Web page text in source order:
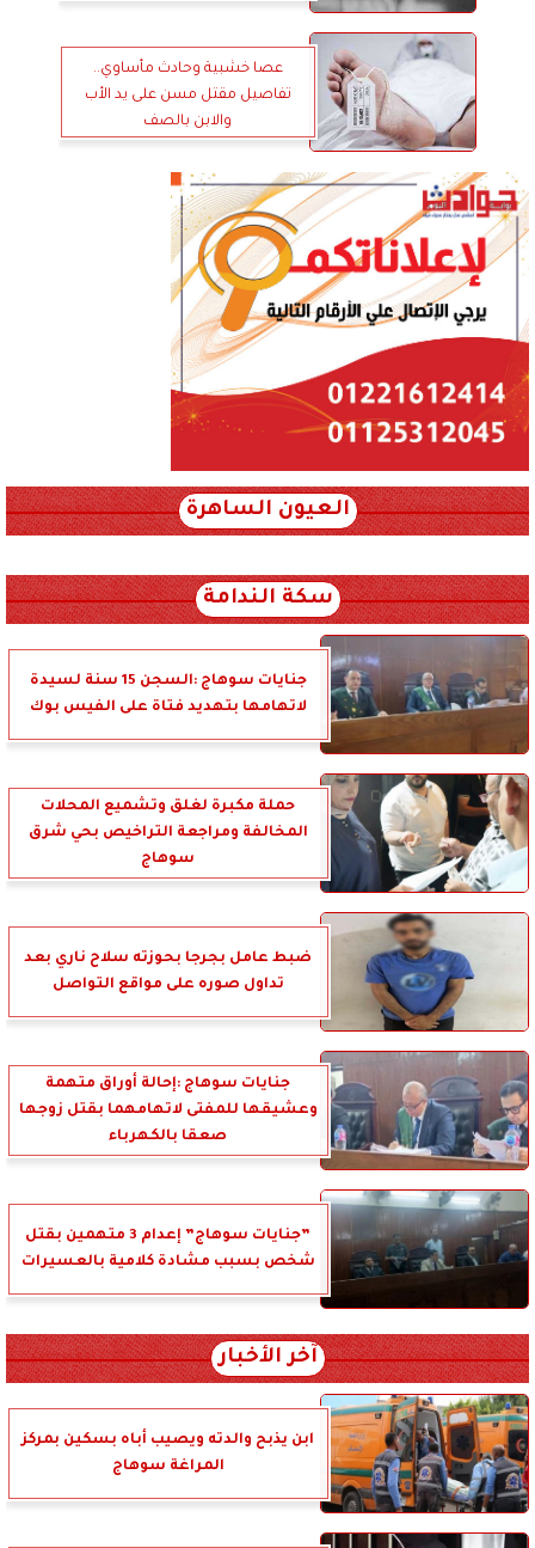
عصا خشبية وحادث مأساوي..
تفاصيل مقتل مسن على يد الأب
والابن بالصف
العيون الساهرة
سكة الندامة
جنايات سوهاج :السجن 15 سنة لسيدة
لاتهامها بتهديد فتاة على الفيس بوك
حملة مكبرة لغلق وتشميع المحلات
المخالفة ومراجعة التراخيص بحي شرق
سوهاج
ضبط عامل بجرجا بحوزته سلاح ناري بعد
تداول صوره على مواقع التواصل
جنايات سوهاج :إحالة أوراق متهمة
وعشيقها للمفتى لاتهامهما بقتل زوجها
صعقا بالكهرباء
”جنايات سوهاج” إعدام 3 متهمين بقتل
شخص بسبب مشادة كلامية بالعسيرات
آخر الأخبار
ابن يذبح والدته ويصيب أباه بسكين بمركز
المراغة سوهاج